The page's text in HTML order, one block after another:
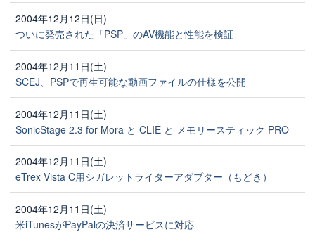
2004年12月12日(日)
ついに発売された「PSP」のAV機能と性能を検証
2004年12月11日(土)
SCEJ、PSPで再生可能な動画ファイルの仕様を公開
2004年12月11日(土)
SonicStage 2.3 for Mora と CLIE と メモリースティック PRO
2004年12月11日(土)
eTrex Vista C用シガレットライターアダプター（もどき）
2004年12月11日(土)
米iTunesがPayPalの決済サービスに対応